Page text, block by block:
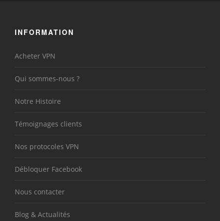
INFORMATION
Acheter VPN
Qui sommes-nous ?
Notre Histoire
Témoignages clients
Nos protocoles VPN
Débloquer Facebook
Nous contacter
Blog & Actualités